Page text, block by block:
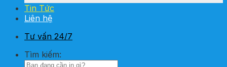
Tin Tức
Liên hệ
Tư vấn 24/7
Tìm kiếm: